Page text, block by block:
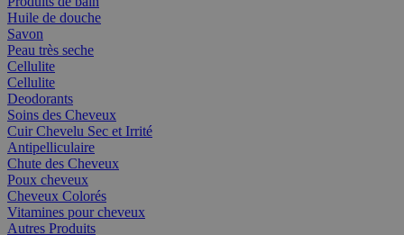
Huile de douche
Savon
Peau très seche
Cellulite
Cellulite
Deodorants
Soins des Cheveux
Cuir Chevelu Sec et Irrité
Antipelliculaire
Chute des Cheveux
Poux cheveux
Cheveux Colorés
Vitamines pour cheveux
Autres Produits